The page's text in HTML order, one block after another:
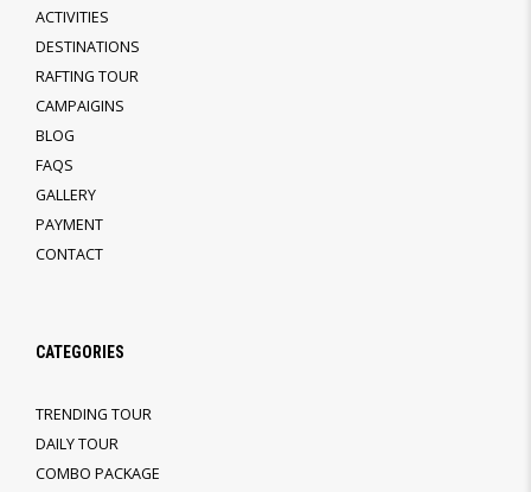
ACTIVITIES
DESTINATIONS
RAFTING TOUR
CAMPAIGINS
BLOG
FAQS
GALLERY
PAYMENT
CONTACT
CATEGORIES
TRENDING TOUR
DAILY TOUR
COMBO PACKAGE